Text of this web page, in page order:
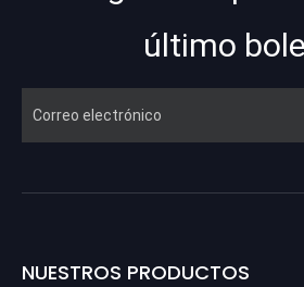
último
NUESTROS PRODUCTOS